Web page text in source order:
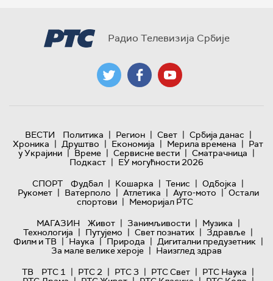
Радио Телевизија Србије
ВЕСТИ Политика | Регион | Свет | Србија данас |
Хроника | Друштво | Економија | Мерила времена | Рат
у Украјини | Време | Сервисне вести | Сматрачница |
Подкаст | ЕУ могућности 2026
СПОРТ
Фудбал | Кошарка | Тенис | Одбојка |
Рукомет | Ватерполо | Атлетика | Ауто-мото | Остали
спортови | Меморијал РТС
МАГАЗИН
Живот | Занимљивости | Музика |
Технологијa | Путујемо | Свет познатих | Здравље |
Филм и ТВ | Наука | Природа | Дигитални предузетник |
За мале велике хероје | Наизглед здрав
ТВ
РТС 1 | РТС 2 | РТС 3 | РТС Свет | РТС Наука |